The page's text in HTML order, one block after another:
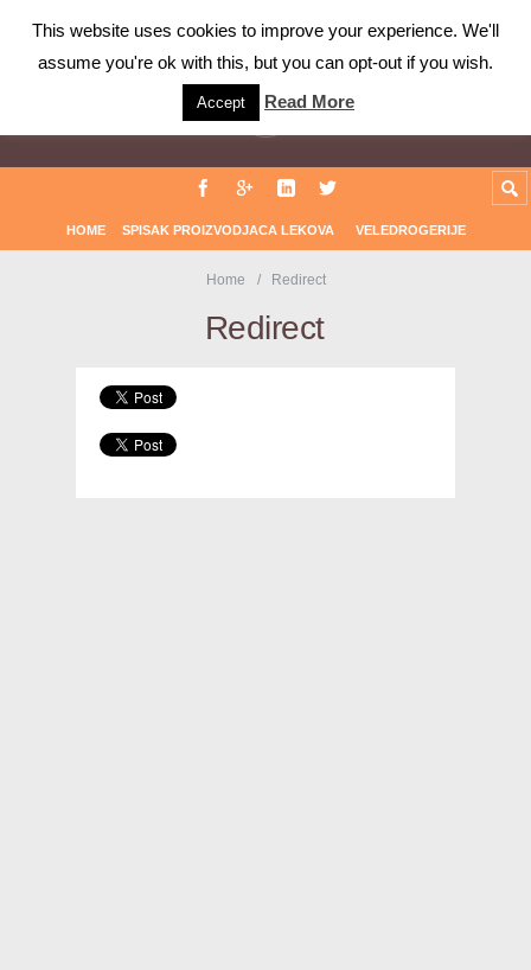
Farmaceuti.com
HOME SPISAK PROIZVODJACA LEKOVA VELEDROGERIJE
Home Redirect
Redirect
This website uses cookies to improve your experience. We'll
assume you're ok with this, but you can opt-out if you wish.
Accept Read More